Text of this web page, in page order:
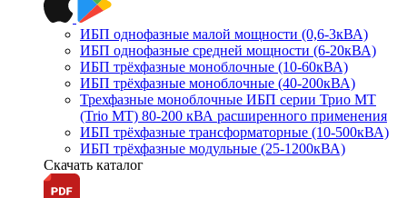
ИБП однофазные малой мощности (0,6-3кВА)
ИБП однофазные средней мощности (6-20кВА)
ИБП трёхфазные моноблочные (10-60кВА)
ИБП трёхфазные моноблочные (40-200кВА)
Трехфазные моноблочные ИБП серии Трио МТ
(Trio MT) 80-200 кВА расширенного применения
ИБП трёхфазные трансформаторные (10-500кВА)
ИБП трёхфазные модульные (25-1200кВА)
Скачать каталог